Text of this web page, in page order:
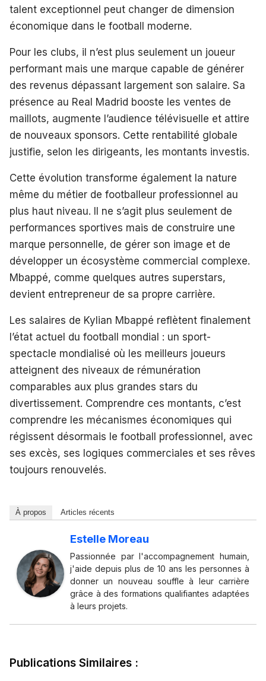
talent exceptionnel peut changer de dimension
économique dans le football moderne.
Pour les clubs, il n’est plus seulement un joueur
performant mais une marque capable de générer
des revenus dépassant largement son salaire. Sa
présence au Real Madrid booste les ventes de
maillots, augmente l’audience télévisuelle et attire
de nouveaux sponsors. Cette rentabilité globale
justifie, selon les dirigeants, les montants investis.
Cette évolution transforme également la nature
même du métier de footballeur professionnel au
plus haut niveau. Il ne s’agit plus seulement de
performances sportives mais de construire une
marque personnelle, de gérer son image et de
développer un écosystème commercial complexe.
Mbappé, comme quelques autres superstars,
devient entrepreneur de sa propre carrière.
Les salaires de Kylian Mbappé reflètent finalement
l’état actuel du football mondial : un sport-
spectacle mondialisé où les meilleurs joueurs
atteignent des niveaux de rémunération
comparables aux plus grandes stars du
divertissement. Comprendre ces montants, c’est
comprendre les mécanismes économiques qui
régissent désormais le football professionnel, avec
ses excès, ses logiques commerciales et ses rêves
toujours renouvelés.
À propos Articles récents
Estelle Moreau
Passionnée par l'accompagnement humain,
j'aide depuis plus de 10 ans les personnes à
donner un nouveau souffle à leur carrière
grâce à des formations qualifiantes adaptées
à leurs projets.
Publications Similaires :